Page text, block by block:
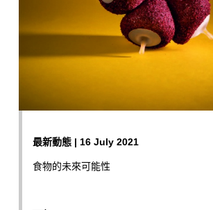
最新動態 | 16 July 2021
食物的未來可能性